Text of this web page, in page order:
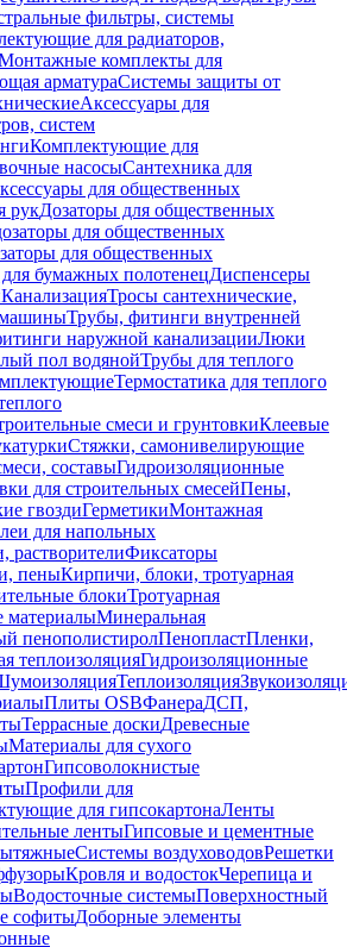
фильтры, системы
для радиаторов,
комплекты для
арматураСистемы защиты от
Аксессуары для
систем
Комплектующие для
насосыСантехника для
для общественных
рукДозаторы для общественных
для общественных
для общественных
бумажных полотенецДиспенсеры
КанализацияТросы сантехнические,
Трубы, фитинги внутренней
наружной канализацииЛюки
пол водянойТрубы для теплого
Термостатика для теплого
смеси и грунтовкиКлеевые
Стяжки, самонивелирующие
составыГидроизоляционные
для строительных смесейПены,
гвоздиГерметикиМонтажная
для напольных
растворителиФиксаторы
пеныКирпичи, блоки, тротуарная
блокиТротуарная
материалыМинеральная
пенополистиролПенопластПленки,
теплоизоляцияГидроизоляционные
Теплоизоляция
Плиты OSBФанераДСП,
Террасные доскиДревесные
Материалы для сухого
Гипсоволокнистые
Профили для
для гипсокартонаЛенты
лентыГипсовые и цементные
Системы воздуховодовРешетки
Кровля и водостокЧерепица и
Водосточные системыПоверхностный
софитыДоборные элементы